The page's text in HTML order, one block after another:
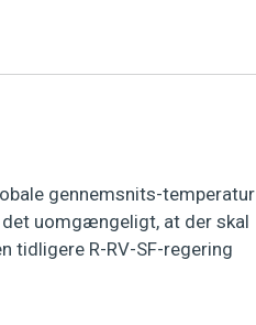
gennemsnits-temperatur
uomgængeligt, at der skal
tidligere R-RV-SF-regering